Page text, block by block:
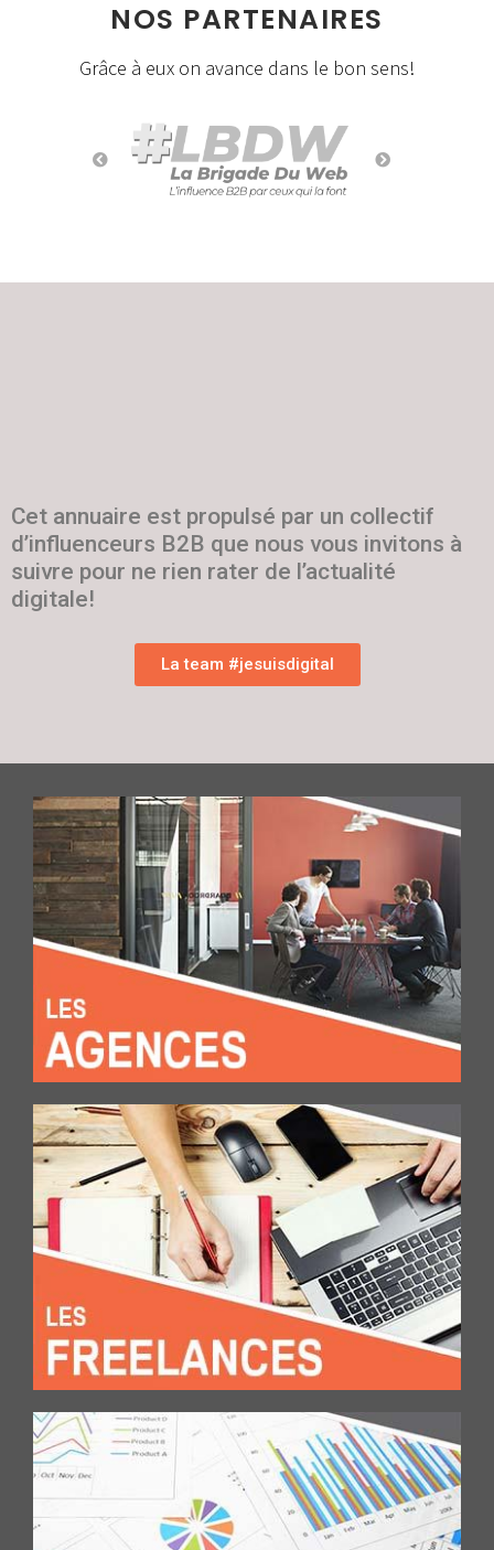
NOS PARTENAIRES
Grâce à eux on avance dans le bon sens!
Cet annuaire est propulsé par un collectif
d’influenceurs B2B que nous vous invitons à
suivre pour ne rien rater de l’actualité
digitale!
La team #jesuisdigital